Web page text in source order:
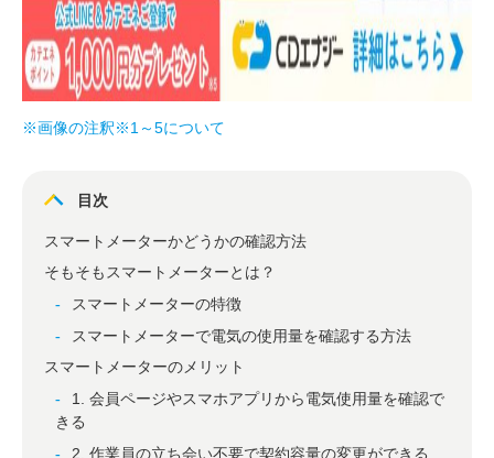
※画像の注釈※1～5について
目次
スマートメーターかどうかの確認方法
そもそもスマートメーターとは？
スマートメーターの特徴
スマートメーターで電気の使用量を確認する方法
スマートメーターのメリット
1. 会員ページやスマホアプリから電気使用量を確認で
きる
2. 作業員の立ち会い不要で契約容量の変更ができる